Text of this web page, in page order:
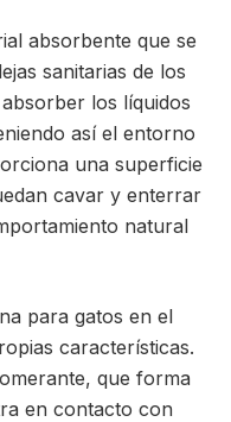
absorbente que se
sanitarias de los
los líquidos
así el entorno
una superficie
cavar y enterrar
natural
para gatos en el
características.
que forma
en contacto con